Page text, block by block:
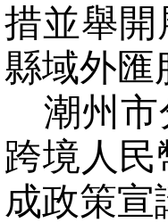
措並舉
縣域外匯
潮州
跨境人
成政策宣